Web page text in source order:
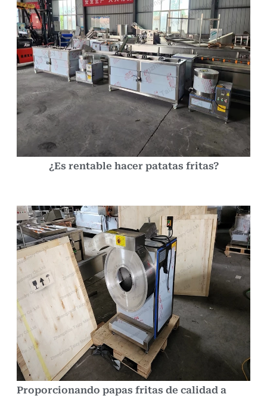
¿Es rentable hacer patatas fritas?
Proporcionando papas fritas de calidad a